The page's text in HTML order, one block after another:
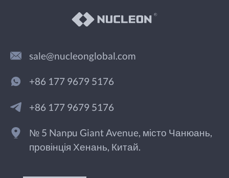
sale@nucleonglobal.com
+86 177 9679 5176
+86 177 9679 5176
№ 5 Nanpu Giant Avenue, місто Чанюань,
провінція Хенань, Китай.